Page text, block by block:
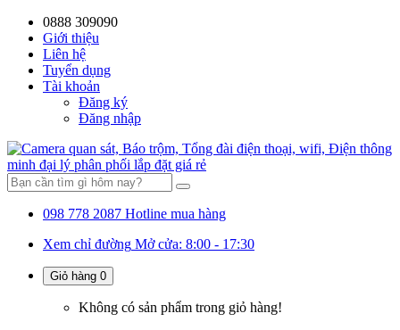
0888 309090
Giới thiệu
Liên hệ
Tuyển dụng
Tài khoản
Đăng ký
Đăng nhập
098 778 2087 Hotline mua hàng
Xem chỉ đường Mở cửa: 8:00 - 17:30
Giỏ hàng 0
Không có sản phẩm trong giỏ hàng!